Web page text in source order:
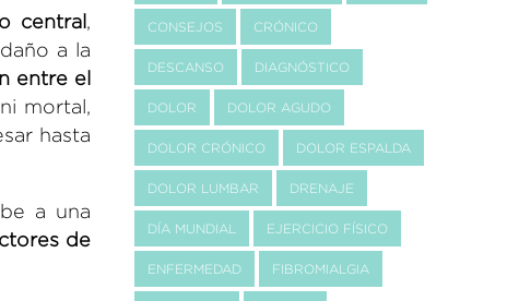
central,
a la
entre el
mortal,
hasta
a una
de
CONSEJOS CRÓNICO
DESCANSO DIAGNÓSTICO
DOLOR DOLOR AGUDO
DOLOR CRÓNICO DOLOR ESPALDA
DOLOR LUMBAR DRENAJE
DÍA MUNDIAL EJERCICIO FÍSICO
ENFERMEDAD FIBROMIALGIA